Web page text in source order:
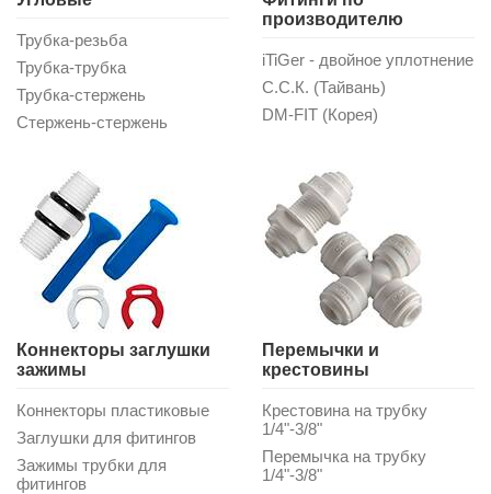
Трубка-резьба
Трубка-трубка
Трубка-стержень
Стержень-стержень
производителю
iTiGer - двойное уплотнение
С.С.К. (Тайвань)
DM-FIT (Корея)
Коннекторы заглушки
зажимы
Коннекторы пластиковые
Заглушки для фитингов
Зажимы трубки для
фитингов
Перемычки и
крестовины
Крестовина на трубку
1/4"-3/8"
Перемычка на трубку
1/4"-3/8"